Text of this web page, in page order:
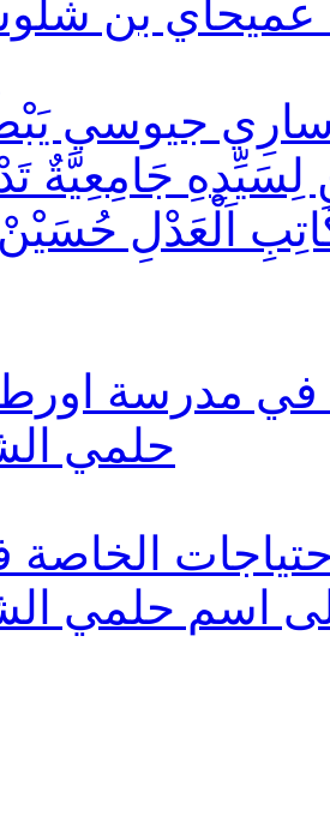
عميحاي بن
جيوسي
لِسَيِّدِهِ
اَلْعَدْلِ
في مدرسة
حلمي
اسم حلمي